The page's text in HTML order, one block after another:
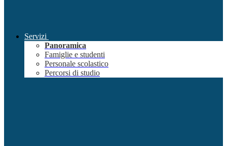
Servizi
Panoramica
Famiglie e studenti
Personale scolastico
Percorsi di studio